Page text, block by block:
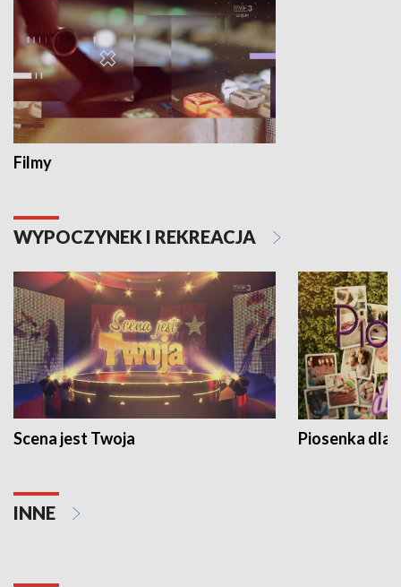
Filmy
WYPOCZYNEK I REKREACJA
Scena jest Twoja Piosenka dla
INNE